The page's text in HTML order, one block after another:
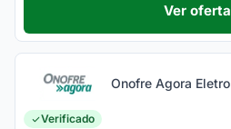
Ver oferta
Onofre Agora Eletro
Verificado